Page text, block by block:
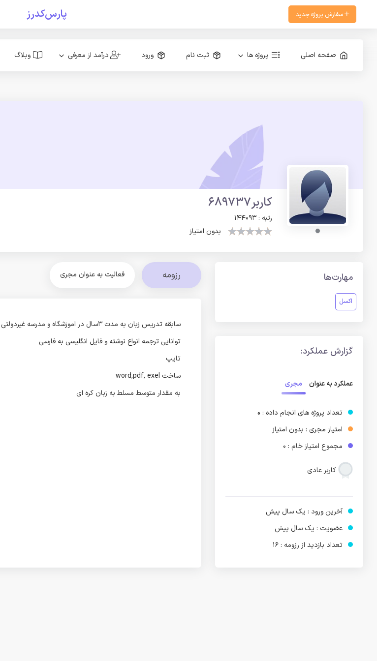
پارس‌کدرز سفارش پروژه جدید
صفحه اصلی پروژه ها ثبت نام ورود درآمد از معرفی وبلاگ
کاربر689737
رتبه : 144093
بدون امتیاز
مهارت‌ها
اکسل
گزارش عملکرد:
عملکرد به عنوان مجری
تعداد پروژه های انجام داده : 0
امتیاز مجری : بدون امتیاز
مجموع امتیاز خام : 0
کاربر عادی
آخرین ورود : یک سال پیش
عضویت : یک سال پیش
تعداد بازدید از رزومه : 16
رزومه فعالیت به عنوان مجری
سابقه تدریس زبان به مدت ۳سال در اموزشگاه و مدرسه غیردولتی
توانایی ترجمه انواع نوشته و فایل انگلیسی به فارسی
تایپ
ساخت word,pdf, exel
به مقدار متوسط مسلط به زبان کره ای